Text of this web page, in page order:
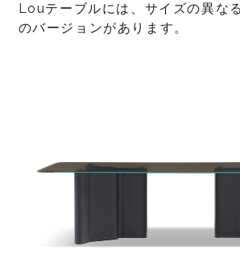
Louテーブルには、サイズの異な
のバージョンがあります。